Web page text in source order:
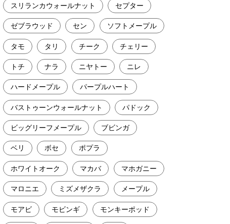
スリランカウォールナット セプター
ゼブラウッド セン ソフトメープル
タモ タリ チーク チェリー
トチ ナラ ニヤトー ニレ
ハードメープル パープルハート
バストゥーンウォールナット パドック
ビッグリーフメープル ブビンガ
ベリ ボセ ポプラ
ホワイトオーク マカバ マホガニー
マロニエ ミズメザクラ メープル
モアビ モビンギ モンキーポッド